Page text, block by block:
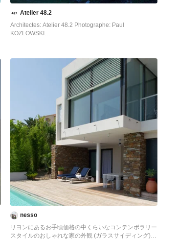
Atelier 48.2
Architectes: Atelier 48.2 Photographe: Paul
KOZLOWSKI
nesso
リヨンにあるお手頃価格の中くらいなコンテンポラリー
スタイルのおしゃれな家の外観 (ガラスサイディング)